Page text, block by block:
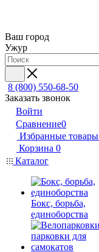
Ваш город
Ужур
8 (800) 550-68-50
Заказать звонок
Войти
Сравнение0
Избранные товары
Корзина 0
Каталог
Бокс, борьба,
единоборства